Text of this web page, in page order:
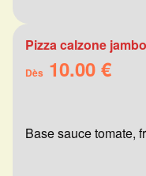
Pizza calzone
Dès 10.00 €
Base sauce tomate,